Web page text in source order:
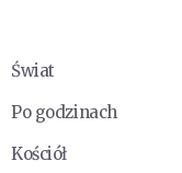
Świat
Po godzinach
Kościół